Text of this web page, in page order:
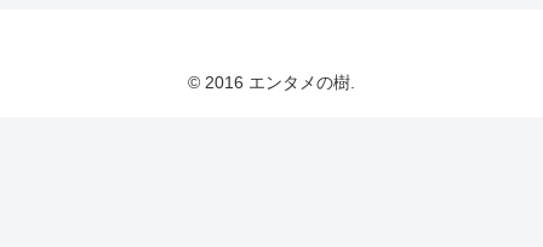
© 2016 エンタメの樹.